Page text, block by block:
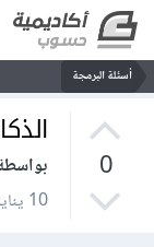
أسئلة البرمجة
0
10 يناير 2025